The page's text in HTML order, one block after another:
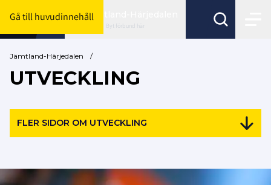
Gå till huvudinnehållJämtland-Härjedalen
Byt förbund här
Jämtland-Härjedalen /
UTVECKLING
FLER SIDOR OM UTVECKLING